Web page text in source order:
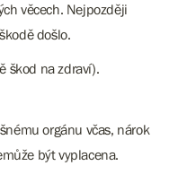
věcech. Nejpozději
došlo.
škod na zdraví).
orgánu včas, nárok
být vyplacena.